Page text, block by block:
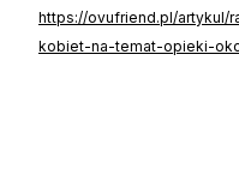
https://ovufriend.pl/
kobiet-na-temat-opieki-